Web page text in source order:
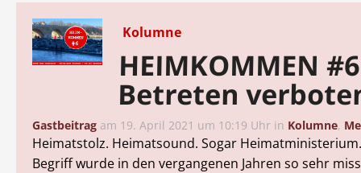
Kolumne
HEIMKOMMEN
Betreten
Gastbeitrag am 19. April 2021 um 10:19 Uhr in Kolumne,
Heimatstolz. Heimatsound. Sogar
Begriff wurde in den vergangenen Jahren so sehr